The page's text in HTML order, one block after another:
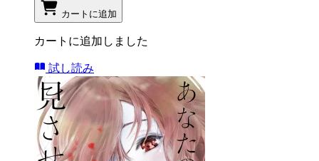
カートに追加
カートに追加しました
試し読み